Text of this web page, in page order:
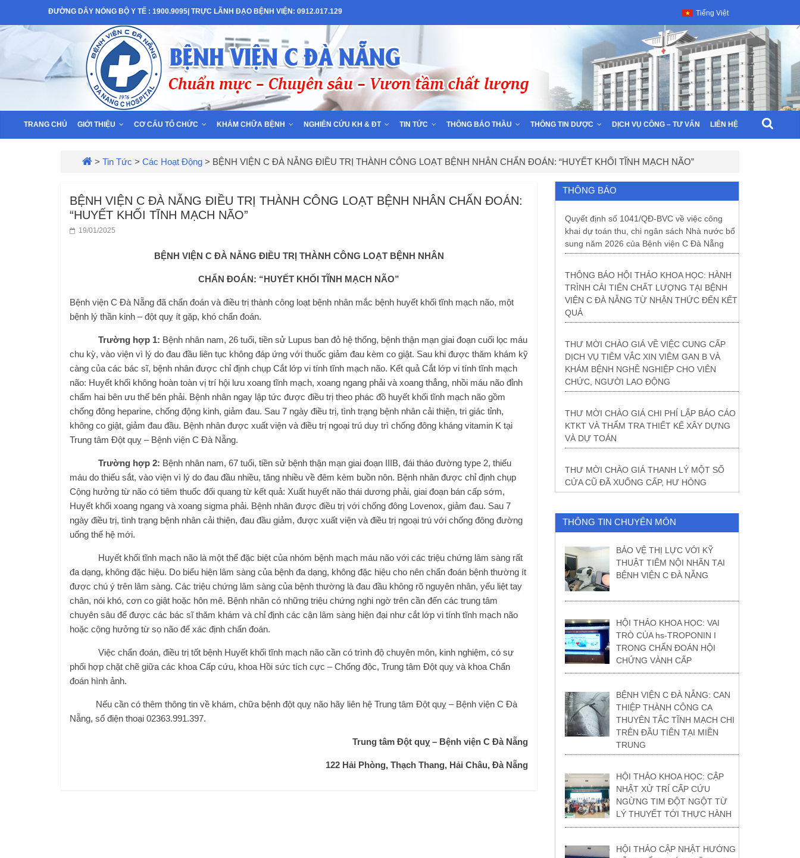
ĐƯỜNG DÂY NÓNG BỘ Y TẾ : 1900.9095| TRỰC LÃNH ĐẠO BỆNH VIỆN: 0912.017.129
Bệnh
Viện
–
TP
Đà
Nẵng
Tiếng Việt
TRANG CHỦ GIỚI THIỆU CƠ CẤU TỔ CHỨC KHÁM CHỮA BỆNH NGHIÊN CỨU KH & ĐT TIN TỨC THÔNG BÁO THẦU THÔNG TIN DƯỢC DỊCH VỤ CÔNG – TƯ VẤN LIÊN HỆ
> Tin Tức > Các Hoạt Động > BỆNH VIỆN C ĐÀ NẴNG ĐIỀU TRỊ THÀNH CÔNG LOẠT BỆNH NHÂN CHẨN ĐOÁN: “HUYẾT KHỐI TĨNH MẠCH NÃO”
BỆNH VIỆN C ĐÀ NẴNG ĐIỀU TRỊ THÀNH CÔNG LOẠT BỆNH NHÂN CHẨN ĐOÁN:
“HUYẾT KHỐI TĨNH MẠCH NÃO”
19/01/2025
BỆNH VIỆN C ĐÀ NẴNG ĐIỀU TRỊ THÀNH CÔNG LOẠT BỆNH NHÂN
CHẨN ĐOÁN: “HUYẾT KHỐI TĨNH MẠCH NÃO”
Bệnh viện C Đà Nẵng đã chẩn đoán và điều trị thành công loạt bệnh nhân mắc bệnh huyết khối tĩnh mạch não, một
bệnh lý thần kinh – đột quỵ ít gặp, khó chẩn đoán.
Trường hợp 1: Bệnh nhân nam, 26 tuổi, tiền sử Lupus ban đỏ hệ thống, bệnh thận mạn giai đoạn cuối lọc máu
chu kỳ, vào viện vì lý do đau đầu liên tục không đáp ứng với thuốc giảm đau kèm co giật. Sau khi được thăm khám kỹ
càng của các bác sĩ, bệnh nhân được chỉ định chụp Cắt lớp vi tính tĩnh mạch não. Kết quả Cắt lớp vi tính tĩnh mạch
não: Huyết khối không hoàn toàn vị trí hội lưu xoang tĩnh mạch, xoang ngang phải và xoang thẳng, nhồi máu não đỉnh
chẩm hai bên ưu thế bên phải. Bệnh nhân ngay lập tức được điều trị theo phác đồ huyết khối tĩnh mạch não gồm
chống đông heparine, chống động kinh, giảm đau. Sau 7 ngày điều trị, tình trạng bệnh nhân cải thiện, tri giác tỉnh,
không co giật, giảm đau đầu. Bệnh nhân được xuất viện và điều trị ngoại trú duy trì chống đông kháng vitamin K tại
Trung tâm Đột quỵ – Bệnh viện C Đà Nẵng.
Trường hợp 2: Bệnh nhân nam, 67 tuổi, tiền sử bệnh thận mạn giai đoạn IIIB, đái tháo đường type 2, thiếu
máu do thiếu sắt, vào viện vì lý do đau đầu nhiều, tăng nhiều về đêm kèm buồn nôn. Bệnh nhân được chỉ định chụp
Cộng hưởng từ não có tiêm thuốc đối quang từ kết quả: Xuất huyết não thái dương phải, giai đoạn bán cấp sớm,
Huyết khối xoang ngang và xoang sigma phải. Bệnh nhân được điều trị với chống đông Lovenox, giảm đau. Sau 7
ngày điều trị, tình trạng bệnh nhân cải thiện, đau đầu giảm, được xuất viện và điều trị ngoại trú với chống đông đường
uống thế hệ mới.
Huyết khối tĩnh mạch não là một thể đặc biệt của nhóm bệnh mạch máu não với các triệu chứng lâm sàng rất
đa dạng, không đặc hiệu. Do biểu hiện lâm sàng của bệnh đa dạng, không đặc hiệu cho nên chẩn đoán bệnh thường ít
được chú ý trên lâm sàng. Các triệu chứng lâm sàng của bệnh thường là đau đầu không rõ nguyên nhân, yếu liệt tay
chân, nói khó, cơn co giật hoặc hôn mê. Bệnh nhân có những triệu chứng nghi ngờ trên cần đến các trung tâm
chuyên sâu để được các bác sĩ thăm khám và chỉ định các cận lâm sàng hiện đại như cắt lớp vi tính tĩnh mạch não
hoặc cộng hưởng từ sọ não để xác định chẩn đoán.
Việc chẩn đoán, điều trị tốt bệnh Huyết khối tĩnh mạch não cần có trình độ chuyên môn, kinh nghiệm, có sự
phối hợp chặt chẽ giữa các khoa Cấp cứu, khoa Hồi sức tích cực – Chống độc, Trung tâm Đột quỵ và khoa Chẩn
đoán hình ảnh.
Nếu cần có thêm thông tin về khám, chữa bệnh đột quỵ não hãy liên hệ Trung tâm Đột quỵ – Bệnh viện C Đà
Nẵng, số điện thoại 02363.991.397.
Trung tâm Đột quỵ – Bệnh viện C Đà Nẵng
122 Hải Phòng, Thạch Thang, Hải Châu, Đà Nẵng
THÔNG BÁO
Quyết định số 1041/QĐ-BVC về việc công
khai dự toán thu, chi ngân sách Nhà nước bổ
sung năm 2026 của Bệnh viện C Đà Nẵng
THÔNG BÁO HỘI THẢO KHOA HỌC: HÀNH
TRÌNH CẢI TIẾN CHẤT LƯỢNG TẠI BỆNH
VIỆN C ĐÀ NẴNG TỪ NHẬN THỨC ĐẾN KẾT
QUẢ
THƯ MỜI CHÀO GIÁ VỀ VIỆC CUNG CẤP
DỊCH VỤ TIÊM VẮC XIN VIÊM GAN B VÀ
KHÁM BỆNH NGHỀ NGHIỆP CHO VIÊN
CHỨC, NGƯỜI LAO ĐỘNG
THƯ MỜI CHÀO GIÁ CHI PHÍ LẬP BÁO CÁO
KTKT VÀ THẨM TRA THIẾT KẾ XÂY DỰNG
VÀ DỰ TOÁN
THƯ MỜI CHÀO GIÁ THANH LÝ MỘT SỐ
CỬA CŨ ĐÃ XUỐNG CẤP, HƯ HỎNG
THÔNG TIN CHUYÊN MÔN
BẢO VỆ THỊ LỰC VỚI KỸ
THUẬT TIÊM NỘI NHÃN TẠI
BỆNH VIỆN C ĐÀ NẴNG
HỘI THẢO KHOA HỌC: VAI
TRÒ CỦA hs-TROPONIN I
TRONG CHẨN ĐOÁN HỘI
CHỨNG VÀNH CẤP
BỆNH VIỆN C ĐÀ NẴNG: CAN
THIỆP THÀNH CÔNG CA
THUYÊN TẮC TĨNH MẠCH CHI
TRÊN ĐẦU TIÊN TẠI MIỀN
TRUNG
HỘI THẢO KHOA HỌC: CẬP
NHẬT XỬ TRÍ CẤP CỨU
NGỪNG TIM ĐỘT NGỘT TỪ
LÝ THUYẾT TỚI THỰC HÀNH
HỘI THẢO CẬP NHẬT HƯỚNG